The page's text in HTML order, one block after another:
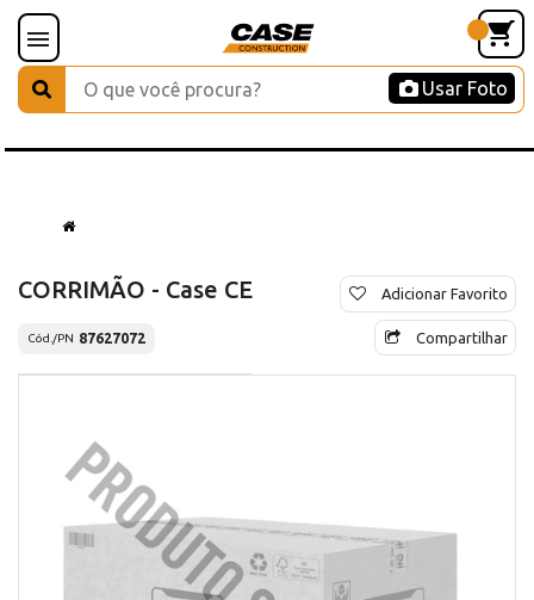
Usar Foto
CORRIMÃO - Case CE
Cód./PN 87627072
Adicionar Favorito
Compartilhar